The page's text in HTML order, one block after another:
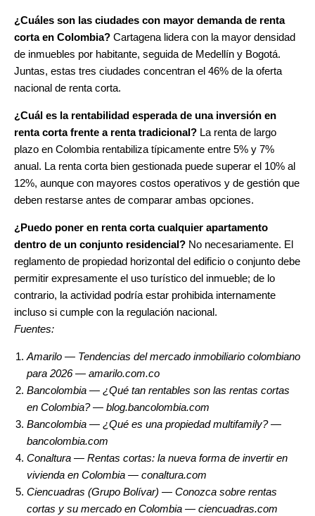
¿Cuáles son las ciudades con mayor demanda de renta
corta en Colombia? Cartagena lidera con la mayor densidad
de inmuebles por habitante, seguida de Medellín y Bogotá.
Juntas, estas tres ciudades concentran el 46% de la oferta
nacional de renta corta.
¿Cuál es la rentabilidad esperada de una inversión en
renta corta frente a renta tradicional? La renta de largo
plazo en Colombia rentabiliza típicamente entre 5% y 7%
anual. La renta corta bien gestionada puede superar el 10% al
12%, aunque con mayores costos operativos y de gestión que
deben restarse antes de comparar ambas opciones.
¿Puedo poner en renta corta cualquier apartamento
dentro de un conjunto residencial? No necesariamente. El
reglamento de propiedad horizontal del edificio o conjunto debe
permitir expresamente el uso turístico del inmueble; de lo
contrario, la actividad podría estar prohibida internamente
incluso si cumple con la regulación nacional.
Fuentes:
Amarilo — Tendencias del mercado inmobiliario colombiano
para 2026 — amarilo.com.co
Bancolombia — ¿Qué tan rentables son las rentas cortas
en Colombia? — blog.bancolombia.com
Bancolombia — ¿Qué es una propiedad multifamily? —
bancolombia.com
Conaltura — Rentas cortas: la nueva forma de invertir en
vivienda en Colombia — conaltura.com
Ciencuadras (Grupo Bolívar) — Conozca sobre rentas
cortas y su mercado en Colombia — ciencuadras.com